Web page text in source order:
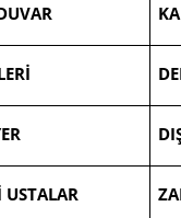
USTALAR